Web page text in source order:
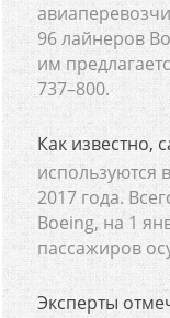
96 лайнеров
им
737–800.
Как известно,
используются
2017 года.
Boeing, на 1
пассажиров
Эксперты